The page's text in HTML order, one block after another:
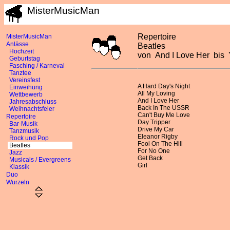
MisterMusicMan
MisterMusicMan
Anlässe
Hochzeit
Geburtstag
Fasching / Karneval
Tanztee
Vereinsfest
Einweihung
Wettbewerb
Jahresabschluss
Weihnachtsfeier
Repertoire
Bar-Musik
Tanzmusik
Rock und Pop
Beatles
Jazz
Musicals / Evergreens
Klassik
Duo
Wurzeln
Repertoire
Beatles
von And I Love Her bis
A Hard Day's Night
All My Loving
And I Love Her
Back In The USSR
Can't Buy Me Love
Day Tripper
Drive My Car
Eleanor Rigby
Fool On The Hill
For No One
Get Back
Girl